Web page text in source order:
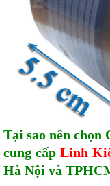
Tại sao nên
cung cấp Linh
Hà Nội và